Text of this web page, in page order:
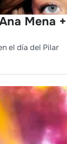
Mena
el día del Pilar